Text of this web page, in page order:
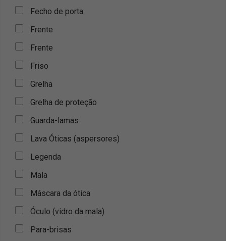
Fecho de porta
Frente
Frente
Friso
Grelha
Grelha de proteção
Guarda-lamas
Lava Óticas (aspersores)
Legenda
Mala
Máscara da ótica
Óculo (vidro da mala)
Para-brisas